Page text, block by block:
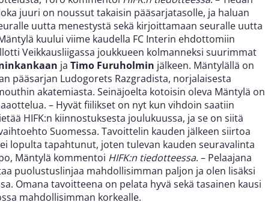
juuri on noussut takaisin pääsarjatasolle, ja haluan
uutta menestystä sekä kirjoittamaan seuralle uutta
kuului viime kaudella FC Interin ehdottomiin
Veikkausliigassa joukkueen kolmanneksi suurimmat
ja Timo Furuholmin jälkeen. Mäntylällä on
pääsarjan Ludogorets Razgradista, norjalaisesta
akatemiasta. Seinäjoelta kotoisin oleva Mäntylä on
– Hyvät fiilikset on nyt kun vihdoin saatiin
HIFK:n kiinnostuksesta joulukuussa, ja se on siitä
Suomessa. Tavoittelin kauden jälkeen siirtoa
lopulta tapahtunut, joten tulevan kauden seuravalinta
Mäntylä kommentoi HIFK:n tiedotteessa. – Pelaajana
puolustuslinjaa mahdollisimman paljon ja olen lisäksi
Omana tavoitteena on pelata hyvä sekä tasainen kausi
mahdollisimman korkealle.